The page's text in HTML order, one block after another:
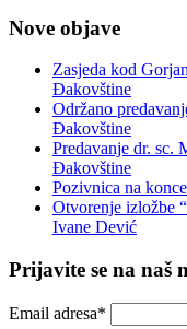
Nove objave
Zasjeda kod
Đakovštine
Održano
Đakovštine
Predavanje dr. sc.
Đakovštine
Pozivnica na
Otvorenje izložbe
Ivane Dević
Prijavite se na naš
Email adresa*